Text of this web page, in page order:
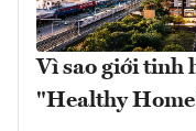
Vì sao giới tinh
"Healthy